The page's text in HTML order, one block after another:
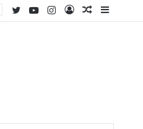
Rastgele
Kayıt
Instagram
YouTube
Twitter